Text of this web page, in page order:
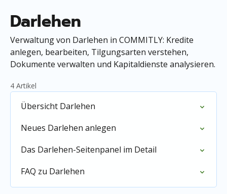
Darlehen
Verwaltung von Darlehen in COMMITLY: Kredite
anlegen, bearbeiten, Tilgungsarten verstehen,
Dokumente verwalten und Kapitaldienste analysieren.
4 Artikel
Übersicht Darlehen
Neues Darlehen anlegen
Das Darlehen-Seitenpanel im Detail
FAQ zu Darlehen